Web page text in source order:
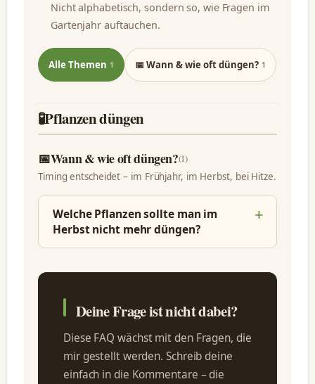
Nicht alphabetisch, sondern so, wie Fragen im
Gartenjahr auftauchen.
Alle Themen 1 📅 Wann & wie oft düngen? 1
🧪Pflanzen düngen
📅Wann & wie oft düngen?(1)
Timing entscheidet – im Frühjahr, im Herbst, bei Hitze.
Welche Pflanzen sollte man im
Herbst nicht mehr düngen?
Deine Frage ist nicht dabei?
Diese FAQ wächst mit den Fragen, die
mir gestellt werden. Schreib deine
einfach in die Kommentare – die